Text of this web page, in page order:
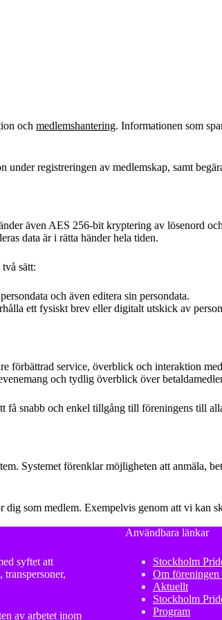
och medlemshantering. Informationen som
registreringen av medlemskap, samt
även AES 256-bit kryptering av lösenord
data är i rätta händer hela tiden.
sätt:
och även editera sin persondata.
ett fysiskt brev eller digitalt utskick av
förbättrad service, överblick och interaktion
och tydlig överblick över
snabb och enkel tillgång till föreningens till
Systemet förenklar möjligheten att anmäla,
som medlem. Exempelvis genom att vi kan
syftet att
av arbetet inom
Användbara länkar
Stockholm
Om föreningen
Aktuellt
Stockholm
Program